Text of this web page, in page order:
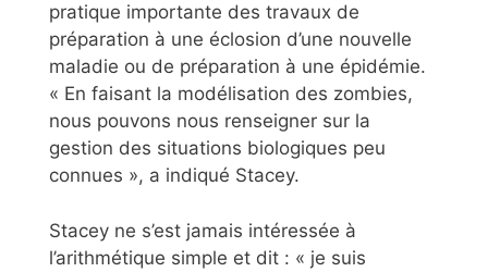
pratique importante des travaux de
préparation à une éclosion d’une nouvelle
maladie ou de préparation à une épidémie.
« En faisant la modélisation des zombies,
nous pouvons nous renseigner sur la
gestion des situations biologiques peu
connues », a indiqué Stacey.
Stacey ne s’est jamais intéressée à
l’arithmétique simple et dit : « je suis